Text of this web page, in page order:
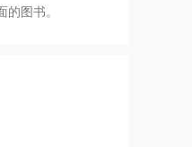
图书。